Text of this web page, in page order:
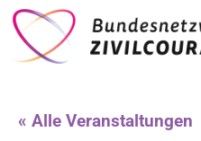
« Alle Veranstaltungen